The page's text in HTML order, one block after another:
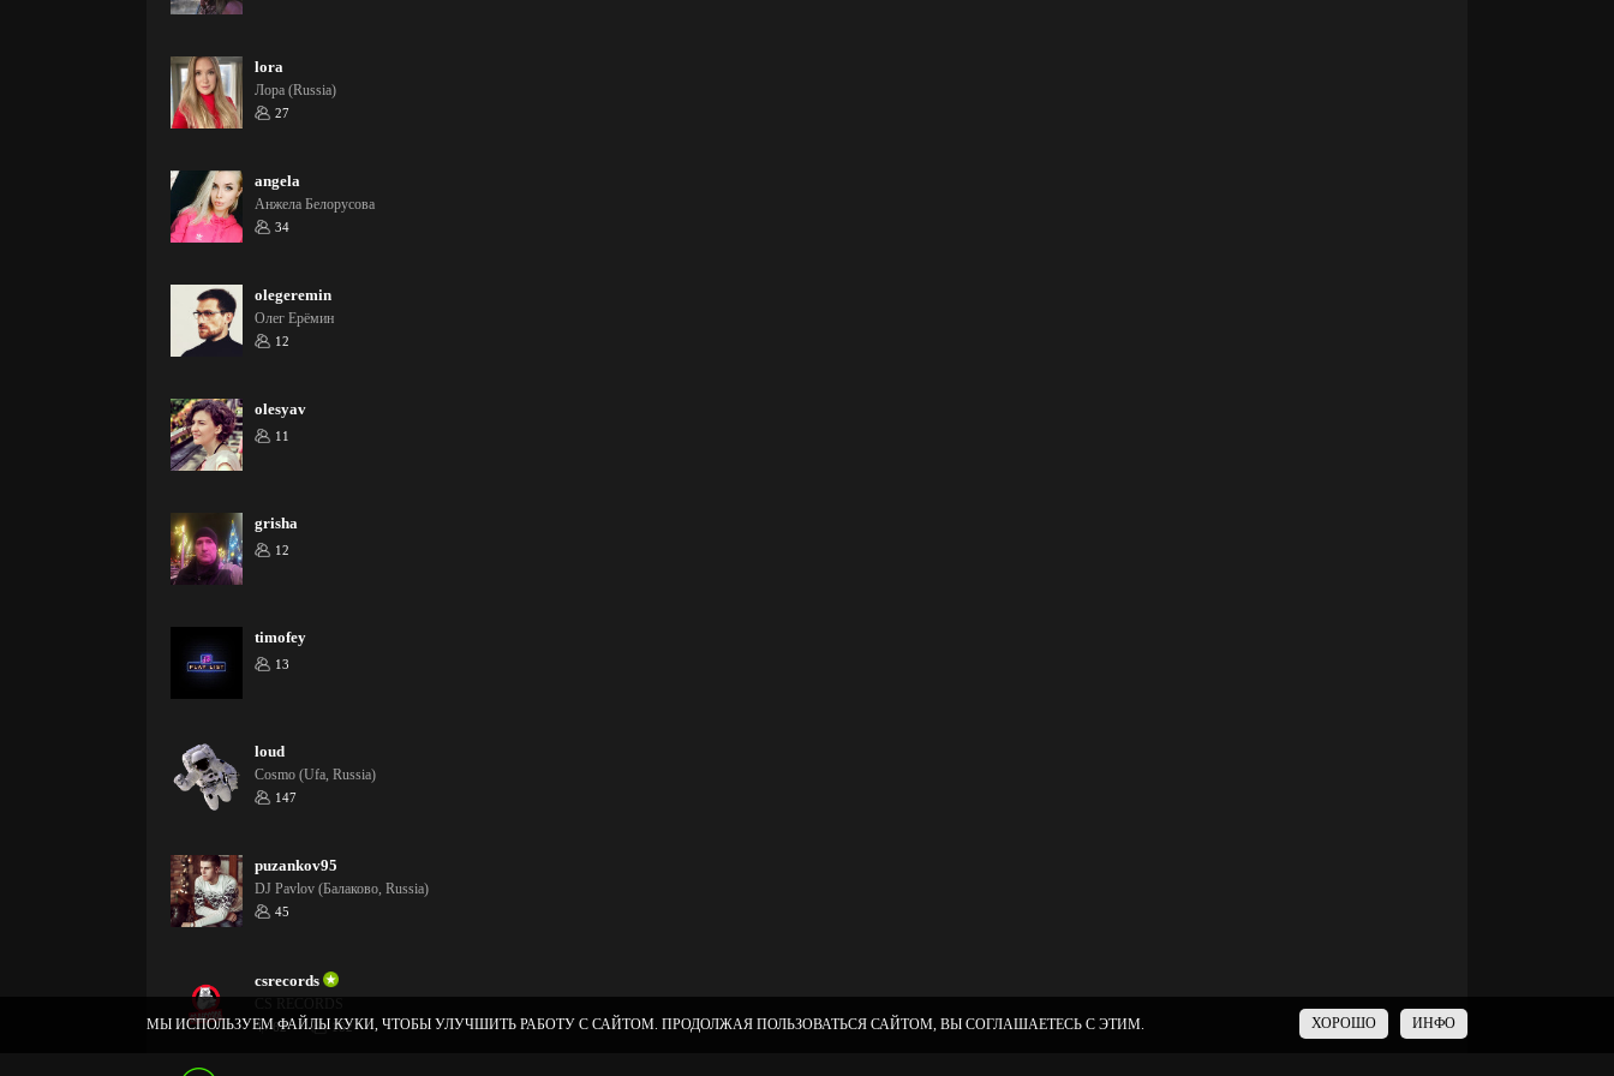
lora
Лора (Russia)
27
angela
Анжела Белорусова
34
olegeremin
Олег Ерёмин
12
olesyav
11
grisha
12
timofey
13
loud
Cosmo (Ufa, Russia)
147
puzankov95
DJ Pavlov (Балаково, Russia)
45
csrecords
62 182
МЫ ИСПОЛЬЗУЕМ ФАЙЛЫ КУКИ, ЧТОБЫ УЛУЧШИТЬ РАБОТУ С САЙТОМ. ПРОДОЛЖАЯ ПОЛЬЗОВАТЬСЯ САЙТОМ, ВЫ СОГЛАШАЕТЕСЬ С ЭТИМ. ИНФО
ХОРОШО